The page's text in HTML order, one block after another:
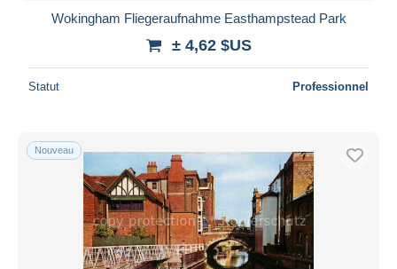
Wokingham Fliegeraufnahme Easthampstead Park
± 4,62 $US
Statut Professionnel
Nouveau